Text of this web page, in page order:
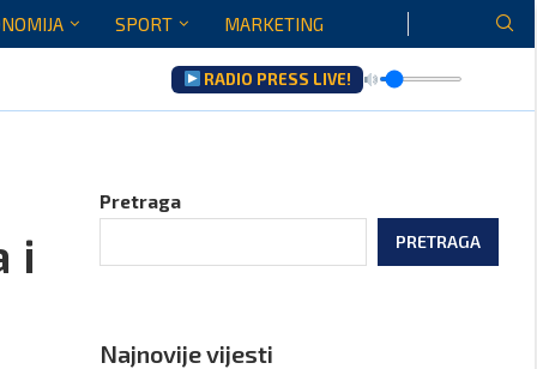
SPORT MARKETING
RADIO PRESS LIVE!
i
Pretraga
PRETRAGA
Najnovije vijesti